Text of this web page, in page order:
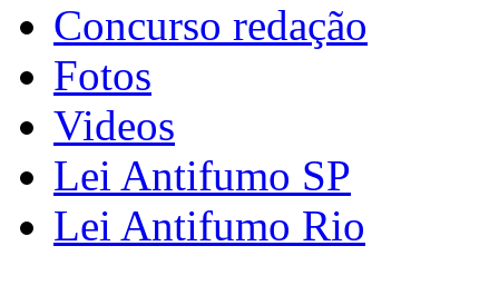
Concurso redação
Fotos
Videos
Lei Antifumo SP
Lei Antifumo Rio